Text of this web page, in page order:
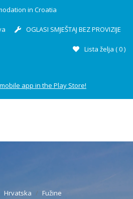
in Croatia
OGLASI SMJEŠTAJ BEZ PROVIZIJE
Lista želja (0)
app in the Play Store!
Hrvatska Fužine